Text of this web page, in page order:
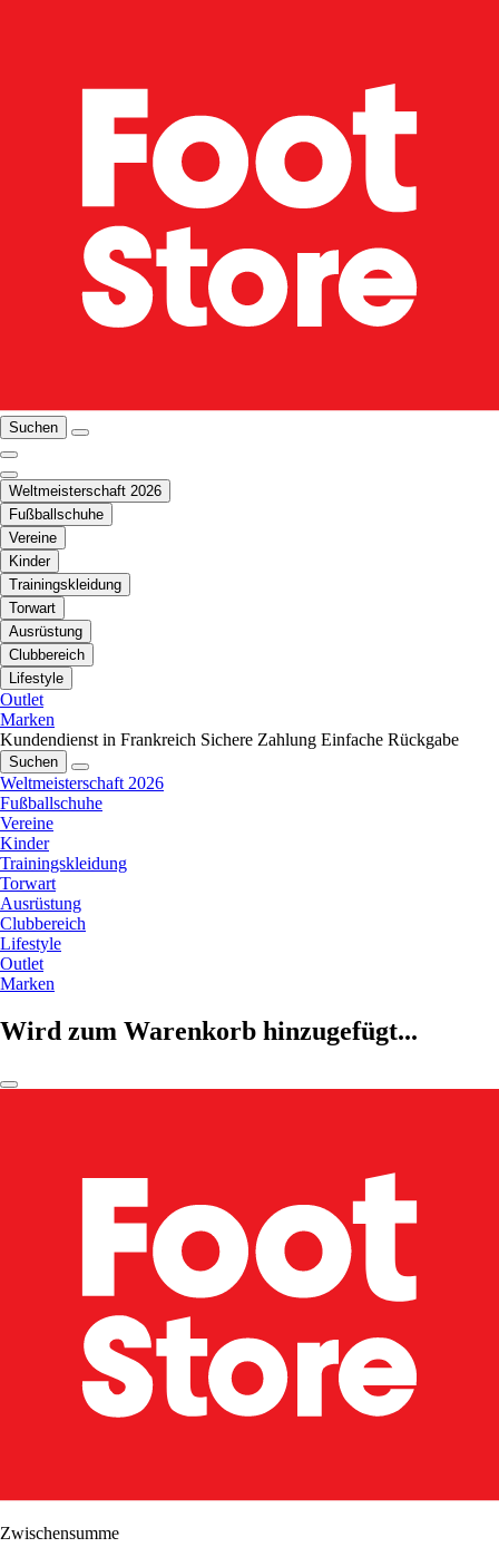
Suchen
Weltmeisterschaft 2026
Fußballschuhe
Vereine
Kinder
Trainingskleidung
Torwart
Ausrüstung
Clubbereich
Lifestyle
Outlet
Marken
Kundendienst in Frankreich Sichere Zahlung Einfache Rückgabe
Suchen
Weltmeisterschaft 2026
Fußballschuhe
Vereine
Kinder
Trainingskleidung
Torwart
Ausrüstung
Clubbereich
Lifestyle
Outlet
Marken
Wird zum Warenkorb hinzugefügt...
Zwischensumme